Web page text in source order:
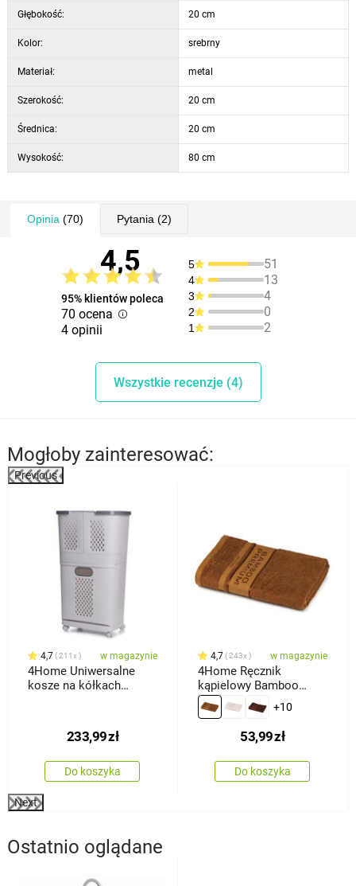
Głębokość: 20 cm
Kolor: srebrny
Materiał: metal
Szerokość: 20 cm
Średnica: 20 cm
Wysokość: 80 cm
Opinia (70) Pytania (2)
4,5
95% klientów poleca
70 ocena
4 opinii
5 51
4 13
3 4
2 0
1 2
Wszystkie recenzje (4)
Mogłoby zainteresować:
Previous
4,7 211x w magazynie
4Home Uniwersalne
kosze na kółkach
233,99zł
Do koszyka
4,7 243x w magazynie
4Home Ręcznik
kąpielowy Bamboo
Premium brązowy, 70 x
140 cm
+10
53,99zł
Do koszyka
Next
Ostatnio oglądane